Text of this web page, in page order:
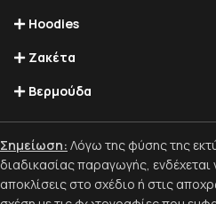
Hoodies
Ζακέτα
Βερμούδα
Σημείωση: Λόγω της φύσης της
διαδικασίας παραγωγής, ενδέχεται
αποκλίσεις στο σχέδιο ή στις